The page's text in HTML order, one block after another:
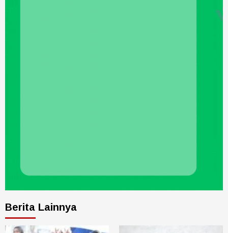
Berita Lainnya